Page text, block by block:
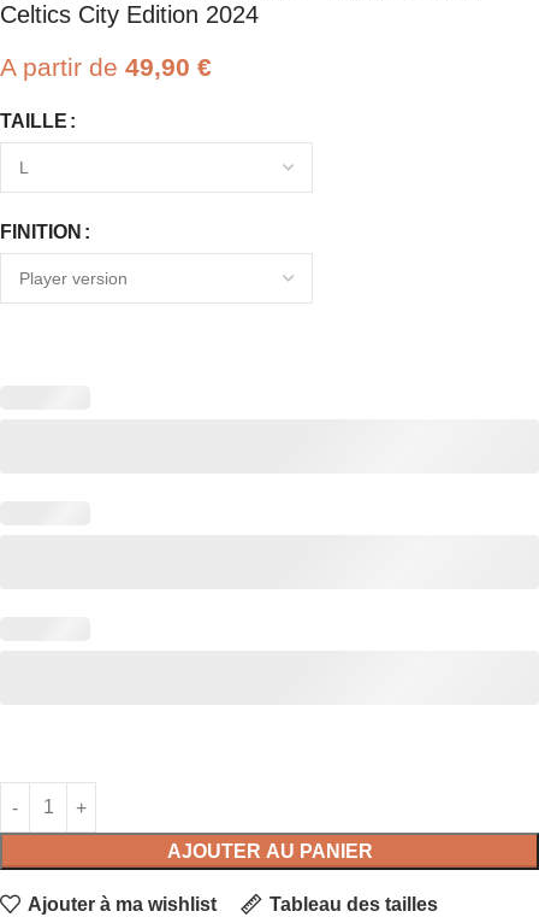
Celtics City Edition 2024
A partir de 49,90 €
TAILLE
FINITION
AJOUTER AU PANIER
Ajouter à ma wishlist Tableau des tailles